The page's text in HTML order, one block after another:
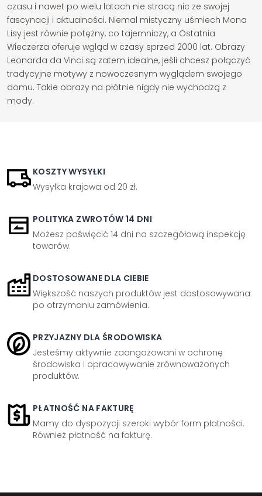
czasu i nawet po wielu latach nie stracą nic ze swojej
fascynacji i aktualności. Niemal mistyczny uśmiech Mona
Lisy jest równie potężny, co tajemniczy, a Ostatnia
Wieczerza oferuje wgląd w czasy sprzed 2000 lat. Obrazy
Leonarda da Vinci są zatem idealne, jeśli chcesz połączyć
tradycyjne motywy z nowoczesnym wyglądem swojego
domu. Takie obrazy na płótnie nigdy nie wychodzą z
mody.
KOSZTY WYSYŁKI
Wysyłka krajowa od 20 zł.
POLITYKA ZWROTÓW 14 DNI
Możesz poświęcić 14 dni na szczegółową inspekcję
towarów.
DOSTOSOWANE DLA CIEBIE
Większość naszych produktów jest dostosowywana
po otrzymaniu zamówienia.
PRZYJAZNY DLA ŚRODOWISKA
Jesteśmy aktywnie zaangażowani w ochronę
środowiska i opracowywanie zrównoważonych
produktów.
PŁATNOŚĆ NA FAKTURĘ
Mamy do dyspozycji szeroki wybór form płatności.
Również płatność na fakturę.